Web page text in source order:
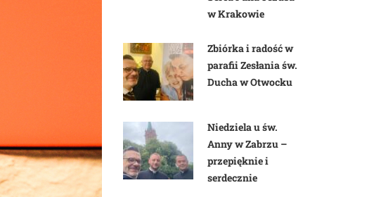
w Krakowie
Zbiórka i radość w
parafii Zesłania św.
Ducha w Otwocku
Niedziela u św.
Anny w Zabrzu –
przepięknie i
serdecznie